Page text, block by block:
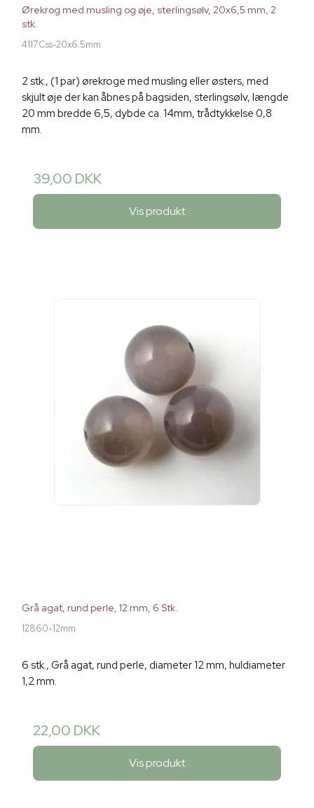
Ørekrog med musling og øje, sterlingsølv, 20x6,5 mm, 2
stk.
4117Css-20x6.5mm
2 stk., (1 par) ørekroge med musling eller østers, med
skjult øje der kan åbnes på bagsiden, sterlingsølv, længde
20 mm bredde 6,5, dybde ca. 14mm, trådtykkelse 0,8
mm.
39,00 DKK
Vis produkt
Grå agat, rund perle, 12 mm, 6 Stk.
12860-12mm
6 stk., Grå agat, rund perle, diameter 12 mm, huldiameter
1,2 mm.
22,00 DKK
Vis produkt